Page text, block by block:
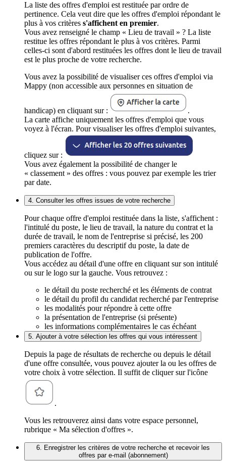
La liste des offres d'emploi est restituée par ordre de
pertinence. Cela veut dire que les offres d'emploi répondant le
plus à vos critères s'affichent en premier.
Vous avez renseigné le champ « Lieu de travail » ? La liste
restitue les offres répondant le plus à vos critères. Parmi
celles-ci sont d'abord restituées les offres dont le lieu de travail
est le plus proche de votre recherche.
Vous avez la possibilité de visualiser ces offres d'emploi via
Mappy (non accessible aux personnes en situation de
handicap) en cliquant sur :
.
La carte affiche uniquement les offres d'emploi que vous
voyez à l'écran. Pour visualiser les offres d'emploi suivantes,
cliquez sur :
Vous avez également la possibilité de changer le
« classement » des offres : vous pouvez par exemple les trier
par date.
4. Consulter les offres issues de votre recherche
Pour chaque offre d'emploi restituée dans la liste, s'affichent :
l'intitulé du poste, le lieu de travail, la nature du contrat et la
durée de travail, le nom de l'entreprise si précisé, les 200
premiers caractères du descriptif du poste, la date de
publication de l'offre.
Vous accédez au détail d'une offre en cliquant sur son intitulé
ou sur le logo sur la gauche. Vous retrouvez :
le détail du poste recherché et les éléments de contrat
le détail du profil du candidat recherché par l'entreprise
les modalités pour répondre à cette offre
la présentation de l'entreprise (si présente)
les informations complémentaires le cas échéant
5. Ajouter à votre sélection les offres qui vous intéressent
Depuis la page de résultats de recherche ou depuis le détail
d'une offre consultée, vous pouvez ajouter la ou les offres de
votre choix à votre sélection. Il suffit de cliquer sur l'icône
.
Vous les retrouverez ainsi dans votre espace personnel,
rubrique « Ma sélection d'offres ».
6. Enregistrer les critères de votre recherche et recevoir les
offres par e-mail (abonnement)